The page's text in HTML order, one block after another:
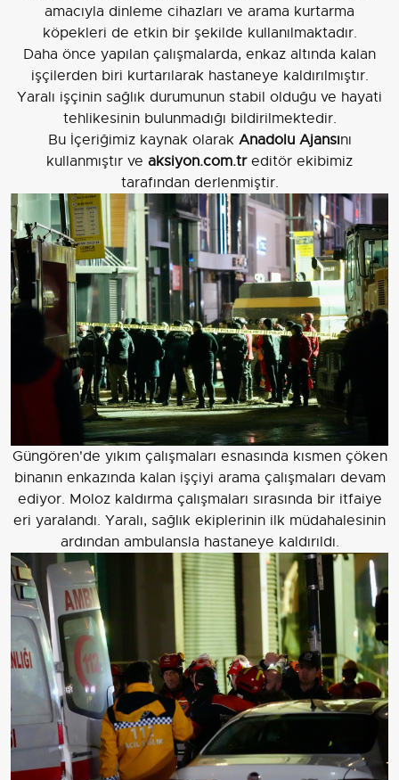
amacıyla dinleme cihazları ve arama kurtarma
köpekleri de etkin bir şekilde kullanılmaktadır.
Daha önce yapılan çalışmalarda, enkaz altında kalan
işçilerden biri kurtarılarak hastaneye kaldırılmıştır.
Yaralı işçinin sağlık durumunun stabil olduğu ve hayati
tehlikesinin bulunmadığı bildirilmektedir.
Bu İçeriğimiz kaynak olarak Anadolu Ajansını
kullanmıştır ve aksiyon.com.treditör ekibimiz
tarafından derlenmiştir.
Güngören'de yıkım çalışmaları esnasında kısmen çöken
binanın enkazında kalan işçiyi arama çalışmaları devam
ediyor. Moloz kaldırma çalışmaları sırasında bir itfaiye
eri yaralandı. Yaralı, sağlık ekiplerinin ilk müdahalesinin
ardından ambulansla hastaneye kaldırıldı.